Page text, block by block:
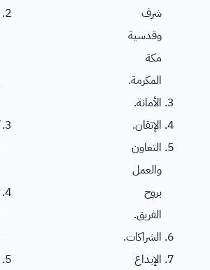
شرف
وقدسية
مكة
المكرمة.
الأمانة.
الإتقان.
التعاون
والعمل
بروح
الفريق.
الشراكات.
الإبداع